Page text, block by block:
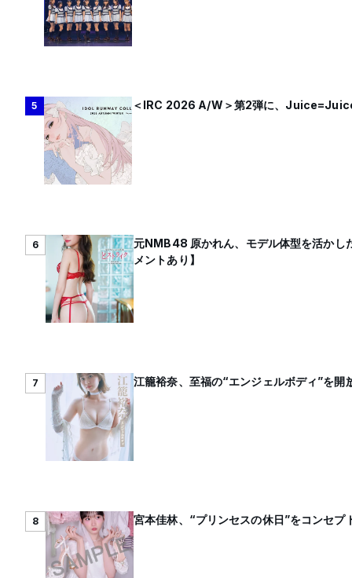
5 ＜IRC 2026 A/W＞第2弾に、
6
元NMB48 原かれん、モデル体型を活かし
メントあり】
7 江籠裕奈、至福の“エンジェルボディ”を
8 宮本佳林、“プリンセスの休日”をコンセ